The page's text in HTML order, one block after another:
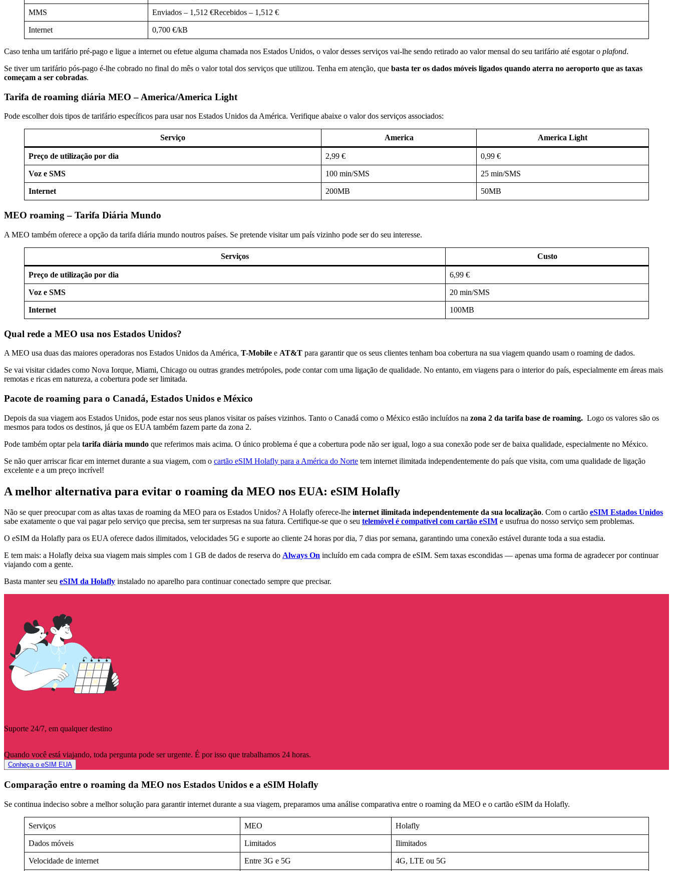
MMS Enviados – 1,512 €Recebidos – 1,512 €
Internet 0,700 €/kB
Caso tenha um tarifário pré-pago e ligue a internet ou efetue alguma chamada nos Estados Unidos, o valor desses serviços vai-lhe sendo retirado ao valor mensal do seu tarifário até esgotar o plafond.
Se tiver um tarifário pós-pago é-lhe cobrado no final do mês o valor total dos serviços que utilizou. Tenha em atenção, que basta ter os dados móveis ligados quando aterra no aeroporto que as taxas
começam a ser cobradas.
Tarifa de roaming diária MEO – America/America Light
Pode escolher dois tipos de tarifário específicos para usar nos Estados Unidos da América. Verifique abaixe o valor dos serviços associados:
Serviço America America Light
Preço de utilização por dia 2,99 € 0,99 €
Voz e SMS 100 min/SMS 25 min/SMS
Internet 200MB 50MB
MEO roaming – Tarifa Diária Mundo
A MEO também oferece a opção da tarifa diária mundo noutros países. Se pretende visitar um país vizinho pode ser do seu interesse.
Serviços Custo
Preço de utilização por dia 6,99 €
Voz e SMS 20 min/SMS
Internet 100MB
Qual rede a MEO usa nos Estados Unidos?
A MEO usa duas das maiores operadoras nos Estados Unidos da América, T-Mobile e AT&T para garantir que os seus clientes tenham boa cobertura na sua viagem quando usam o roaming de dados.
Se vai visitar cidades como Nova Iorque, Miami, Chicago ou outras grandes metrópoles, pode contar com uma ligação de qualidade. No entanto, em viagens para o interior do país, especialmente em áreas mais
remotas e ricas em natureza, a cobertura pode ser limitada.
Pacote de roaming para o Canadá, Estados Unidos e México
Depois da sua viagem aos Estados Unidos, pode estar nos seus planos visitar os países vizinhos. Tanto o Canadá como o México estão incluídos na zona 2 da tarifa base de roaming. Logo os valores são os
mesmos para todos os destinos, já que os EUA também fazem parte da zona 2.
Pode também optar pela tarifa diária mundo que referimos mais acima. O único problema é que a cobertura pode não ser igual, logo a sua conexão pode ser de baixa qualidade, especialmente no México.
Se não quer arriscar ficar em internet durante a sua viagem, com o cartão eSIM Holafly para a América do Norte tem internet ilimitada independentemente do país que visita, com uma qualidade de ligação
excelente e a um preço incrível!
A melhor alternativa para evitar o roaming da MEO nos EUA: eSIM Holafly
Não se quer preocupar com as altas taxas de roaming da MEO para os Estados Unidos? A Holafly oferece-lhe internet ilimitada independentemente da sua localização. Com o cartão eSIM Estados Unidos
sabe exatamente o que vai pagar pelo serviço que precisa, sem ter surpresas na sua fatura. Certifique-se que o seu telemóvel é compatível com cartão eSIM e usufrua do nosso serviço sem problemas.
O eSIM da Holafly para os EUA oferece dados ilimitados, velocidades 5G e suporte ao cliente 24 horas por dia, 7 dias por semana, garantindo uma conexão estável durante toda a sua estadia.
E tem mais: a Holafly deixa sua viagem mais simples com 1 GB de dados de reserva do Always On incluído em cada compra de eSIM. Sem taxas escondidas — apenas uma forma de agradecer por continuar
viajando com a gente.
Basta manter seu eSIM da Holafly instalado no aparelho para continuar conectado sempre que precisar.
Suporte 24/7, em qualquer destino
Quando você está viajando, toda pergunta pode ser urgente. É por isso que trabalhamos 24 horas.
Conheça o eSIM EUA
Comparação entre o roaming da MEO nos Estados Unidos e a eSIM Holafly
Se continua indeciso sobre a melhor solução para garantir internet durante a sua viagem, preparamos uma análise comparativa entre o roaming da MEO e o cartão eSIM da Holafly.
Serviços MEO Holafly
Dados móveis Limitados Ilimitados
Velocidade de internet Entre 3G e 5G 4G, LTE ou 5G